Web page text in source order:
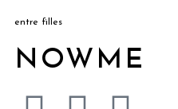
entre filles
NOWME